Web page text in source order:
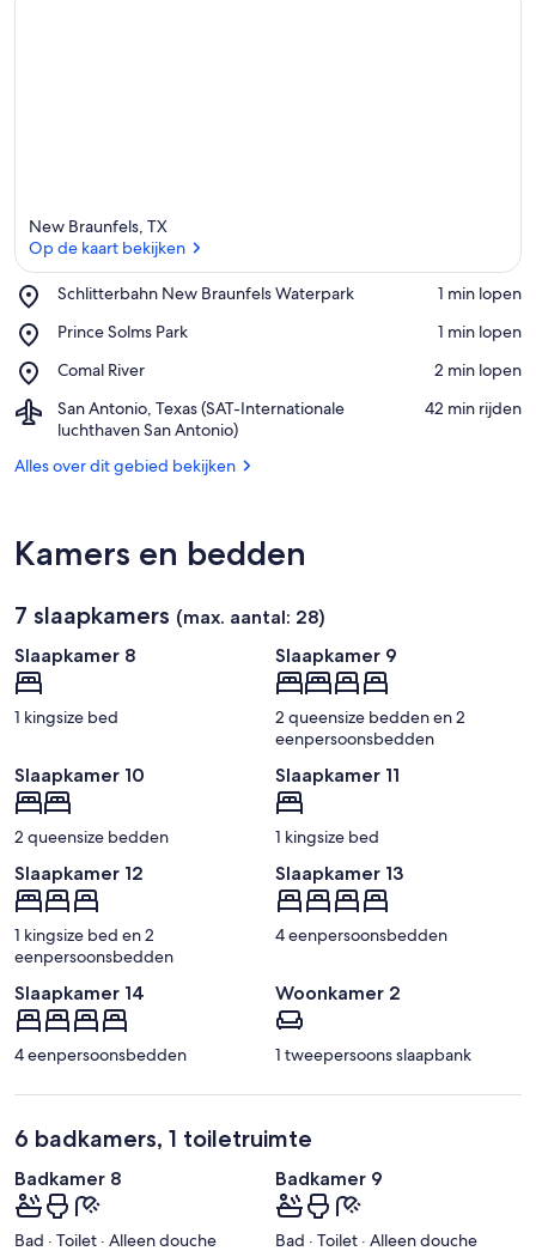
New Braunfels, TX
Op de kaart bekijken
Schlitterbahn New Braunfels Waterpark
Place,
New
Waterpark
‪1 min lopen‬
Prince Solms Park
Place,
Solms
‪1 min lopen‬
Comal River
Place,
River
‪2 min lopen‬
San Antonio, Texas (SAT-Internationale
luchthaven San Antonio)
Airport,
San
Texas
San
‪42 min rijden‬
Alles over dit gebied bekijken
Kamers en bedden
7 slaapkamers (max. aantal: 28)
Slaapkamer 8
1 kingsize bed
Slaapkamer 9
2 queensize bedden en 2
eenpersoonsbedden
Slaapkamer 10
2 queensize bedden
Slaapkamer 11
1 kingsize bed
Slaapkamer 12
1 kingsize bed en 2
eenpersoonsbedden
Slaapkamer 13
4 eenpersoonsbedden
Slaapkamer 14
4 eenpersoonsbedden
Woonkamer 2
1 tweepersoons slaapbank
6 badkamers, 1 toiletruimte
Badkamer 8
Bad · Toilet · Alleen douche
Badkamer 9
Bad · Toilet · Alleen douche